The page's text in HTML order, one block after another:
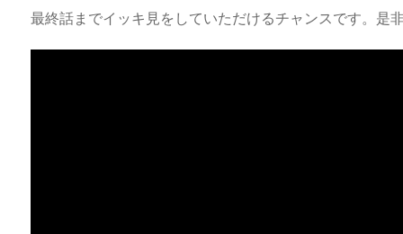
最終話までイッキ見をしていただけるチャンスです。是